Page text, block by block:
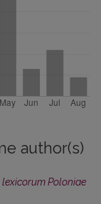
author(s)
lexicorum Poloniae